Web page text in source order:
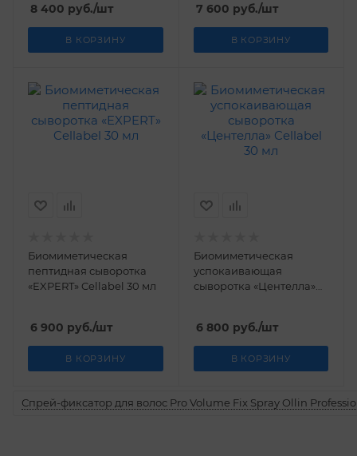
8 400 руб./шт
В КОРЗИНУ
7 600 руб./шт
В КОРЗИНУ
Биомиметическая
пептидная сыворотка
«EXPERT» Cellabel 30 мл
6 900 руб./шт
В КОРЗИНУ
Биомиметическая
успокаивающая
сыворотка «Центелла»
6 800 руб./шт
В КОРЗИНУ
Спрей-фиксатор для волос Pro Volume Fix Spray Ollin